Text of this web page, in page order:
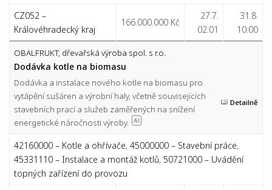
CZ052 –
Královéhradecký kraj
166.000.000 Kč
27.7.
02:01
31.8.
10:00
OBALFRUKT, dřevařská výroba spol. s r.o.
Dodávka kotle na biomasu
Dodávka a instalace nového kotle na biomasu pro
vytápění sušáren a výrobní haly, včetně souvisejících
stavebních prací a služeb zaměřených na snížení
energetické náročnosti výroby.
AI
Detailně
42160000 – Kotle a ohřívače, 45000000 – Stavební práce,
45331110 – Instalace a montáž kotlů, 50721000 – Uvádění
topných zařízení do provozu